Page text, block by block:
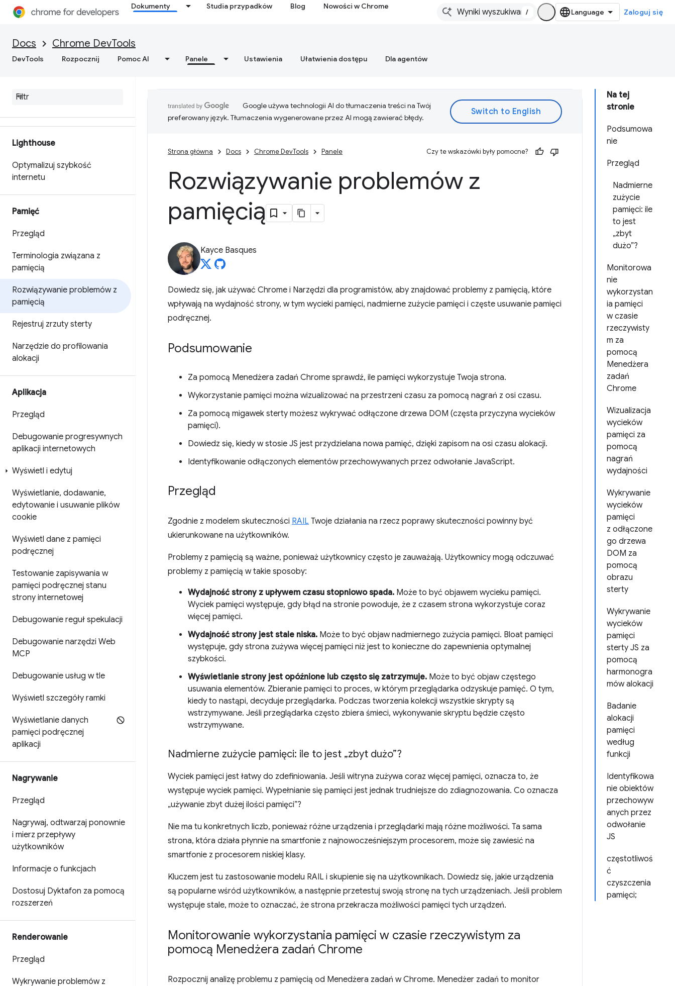
Dokumenty Studia przypadków Blog Nowości w Chrome
/ Zaloguj się
Docs Chrome DevTools
DevTools Rozpocznij Pomoc AI Panele Ustawienia Ułatwienia dostępu Dla agentów
Dostosuj dane o skuteczności
za pomocą interfejsu API
Uzyskaj przydatne statystyki
na temat skuteczności Twojej
Zapisywanie śladów
Lighthouse
Optymalizuj szybkość
internetu
Pamięć
Przegląd
Terminologia związana z
pamięcią
Rozwiązywanie problemów z
pamięcią
Rejestruj zrzuty sterty
Narzędzie do profilowania
alokacji
Aplikacja
Przegląd
Debugowanie progresywnych
aplikacji internetowych
Wyświetl i edytuj
Wyświetlanie, dodawanie,
edytowanie i usuwanie plików
cookie
Wyświetl dane z pamięci
podręcznej
Testowanie zapisywania w
pamięci podręcznej stanu
strony internetowej
Debugowanie reguł spekulacji
Debugowanie narzędzi Web
MCP
Debugowanie usług w tle
Wyświetl szczegóły ramki
Wyświetlanie danych
pamięci podręcznej
aplikacji
Nagrywanie
Przegląd
Nagrywaj, odtwarzaj ponownie
i mierz przepływy
użytkowników
Informacje o funkcjach
Dostosuj Dyktafon za pomocą
rozszerzeń
Renderowanie
Przegląd
Wykrywanie problemów z
Na tej
stronie
Podsumowa
nie
Przegląd
Nadmierne
zużycie
pamięci: ile
to jest
„zbyt
dużo”?
Monitorowa
nie
wykorzystan
ia pamięci
w czasie
rzeczywisty
m za
pomocą
Menedżera
zadań
Chrome
Wizualizacja
wycieków
pamięci za
pomocą
nagrań
wydajności
Wykrywanie
wycieków
pamięci
z odłączone
go drzewa
DOM za
pomocą
obrazu
sterty
Wykrywanie
wycieków
pamięci
sterty JS za
pomocą
harmonogra
mów alokacji
Badanie
alokacji
pamięci
według
funkcji
Identyfikowa
nie obiektów
przechowyw
anych przez
odwołanie
JS
częstotliwoś
ć
czyszczenia
pamięci;
Google używa technologii AI do tłumaczenia treści na Twój
preferowany język. Tłumaczenia wygenerowane przez AI mogą zawierać błędy.
Strona główna Docs Chrome DevTools Panele Czy te wskazówki były pomocne?
Rozwiązywanie problemów z
pamięcią
Kayce Basques
Dowiedz się, jak używać Chrome i Narzędzi dla programistów, aby znajdować problemy z pamięcią, które
wpływają na wydajność strony, w tym wycieki pamięci, nadmierne zużycie pamięci i częste usuwanie pamięci
podręcznej.
Podsumowanie
Za pomocą Menedżera zadań Chrome sprawdź, ile pamięci wykorzystuje Twoja strona.
Wykorzystanie pamięci można wizualizować na przestrzeni czasu za pomocą nagrań z osi czasu.
Za pomocą migawek sterty możesz wykrywać odłączone drzewa DOM (częsta przyczyna wycieków
pamięci).
Dowiedz się, kiedy w stosie JS jest przydzielana nowa pamięć, dzięki zapisom na osi czasu alokacji.
Identyfikowanie odłączonych elementów przechowywanych przez odwołanie JavaScript.
Przegląd
Zgodnie z modelem skuteczności RAIL Twoje działania na rzecz poprawy skuteczności powinny być
ukierunkowane na użytkowników.
Problemy z pamięcią są ważne, ponieważ użytkownicy często je zauważają. Użytkownicy mogą odczuwać
problemy z pamięcią w takie sposoby:
Wydajność strony z upływem czasu stopniowo spada. Może to być objawem wycieku pamięci.
Wyciek pamięci występuje, gdy błąd na stronie powoduje, że z czasem strona wykorzystuje coraz
więcej pamięci.
Wydajność strony jest stale niska. Może to być objaw nadmiernego zużycia pamięci. Bloat pamięci
występuje, gdy strona zużywa więcej pamięci niż jest to konieczne do zapewnienia optymalnej
szybkości.
Wyświetlanie strony jest opóźnione lub często się zatrzymuje. Może to być objaw częstego
usuwania elementów. Zbieranie pamięci to proces, w którym przeglądarka odzyskuje pamięć. O tym,
kiedy to nastąpi, decyduje przeglądarka. Podczas tworzenia kolekcji wszystkie skrypty są
wstrzymywane. Jeśli przeglądarka często zbiera śmieci, wykonywanie skryptu będzie często
wstrzymywane.
Nadmierne zużycie pamięci: ile to jest „zbyt dużo”?
Wyciek pamięci jest łatwy do zdefiniowania. Jeśli witryna zużywa coraz więcej pamięci, oznacza to, że
występuje wyciek pamięci. Wypełnianie się pamięci jest jednak trudniejsze do zdiagnozowania. Co oznacza
„używanie zbyt dużej ilości pamięci”?
Nie ma tu konkretnych liczb, ponieważ różne urządzenia i przeglądarki mają różne możliwości. Ta sama
strona, która działa płynnie na smartfonie z najnowocześniejszym procesorem, może się zawiesić na
smartfonie z procesorem niskiej klasy.
Kluczem jest tu zastosowanie modelu RAIL i skupienie się na użytkownikach. Dowiedz się, jakie urządzenia
są popularne wśród użytkowników, a następnie przetestuj swoją stronę na tych urządzeniach. Jeśli problem
występuje stale, może to oznaczać, że strona przekracza możliwości pamięci tych urządzeń.
Monitorowanie wykorzystania pamięci w czasie rzeczywistym za
pomocą Menedżera zadań Chrome
Rozpocznij analizę problemu z pamięcią od Menedżera zadań w Chrome. Menedżer zadań to monitor